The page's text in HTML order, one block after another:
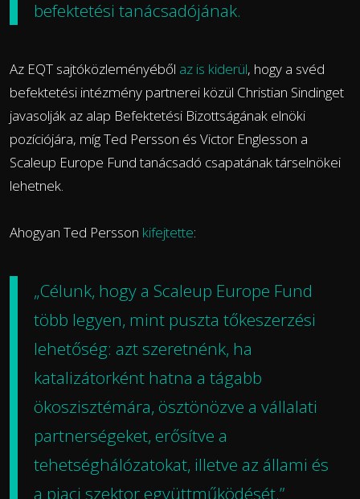
befektetési tanácsadójának.
Az EQT sajtóközleményéből az is kiderül, hogy a svéd
befektetési intézmény partnerei közül Christian Sindinget
javasolják az alap Befektetési Bizottságának elnöki
pozíciójára, míg Ted Persson és Victor Englesson a
Scaleup Europe Fund tanácsadó csapatának társelnökei
lehetnek.
Ahogyan Ted Persson kifejtette:
„Célunk, hogy a Scaleup Europe Fund
több legyen, mint puszta tőkeszerzési
lehetőség: azt szeretnénk, ha
katalizátorként hatna a tágabb
ökoszisztémára, ösztönözve a vállalati
partnerségeket, erősítve a
tehetséghálózatokat, illetve az állami és
a piaci szektor együttműködését.”